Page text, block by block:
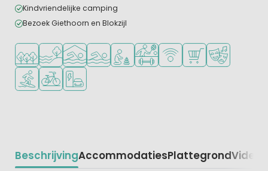
Kindvriendelijke camping
Bezoek Giethoorn en Blokzijl
Ligt in een bosrijke omgeving
Ligt bij het water
Overdekt zwembad
Openlucht zwembad
Aanbevolen voor jonge kinderen
Veel mogelijkheden om te
WiFi beschikbaar
Campingwinkel/
Watersportfaciliteiten
FietsverhuurLaadpaal elektrische auto
BeschrijvingAccommodatiesPlattegrondVideo